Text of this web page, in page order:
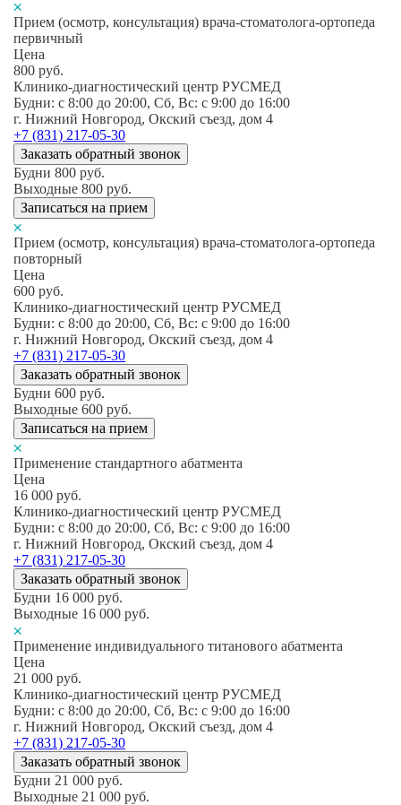
Прием (осмотр, консультация) врача-стоматолога-ортопеда
первичный
Цена
800 руб.
Клинико-диагностический центр РУСМЕД
Будни: c 8:00 до 20:00, Сб, Вс: c 9:00 до 16:00
г. Нижний Новгород, Окский съезд, дом 4
+7 (831) 217-05-30
Заказать обратный звонок
Будни 800 руб.
Выходные 800 руб.
Записаться на прием
Прием (осмотр, консультация) врача-стоматолога-ортопеда
повторный
Цена
600 руб.
Клинико-диагностический центр РУСМЕД
Будни: c 8:00 до 20:00, Сб, Вс: c 9:00 до 16:00
г. Нижний Новгород, Окский съезд, дом 4
+7 (831) 217-05-30
Заказать обратный звонок
Будни 600 руб.
Выходные 600 руб.
Записаться на прием
Применение стандартного абатмента
Цена
16 000 руб.
Клинико-диагностический центр РУСМЕД
Будни: c 8:00 до 20:00, Сб, Вс: c 9:00 до 16:00
г. Нижний Новгород, Окский съезд, дом 4
+7 (831) 217-05-30
Заказать обратный звонок
Будни 16 000 руб.
Выходные 16 000 руб.
Применение индивидуального титанового абатмента
Цена
21 000 руб.
Клинико-диагностический центр РУСМЕД
Будни: c 8:00 до 20:00, Сб, Вс: c 9:00 до 16:00
г. Нижний Новгород, Окский съезд, дом 4
+7 (831) 217-05-30
Заказать обратный звонок
Будни 21 000 руб.
Выходные 21 000 руб.